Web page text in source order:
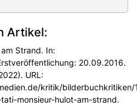
Artikel:
Strand. In:
20.09.2016.
URL:
kritik/bilderbuchkritiken/
monsieur-hulot-am-strand.